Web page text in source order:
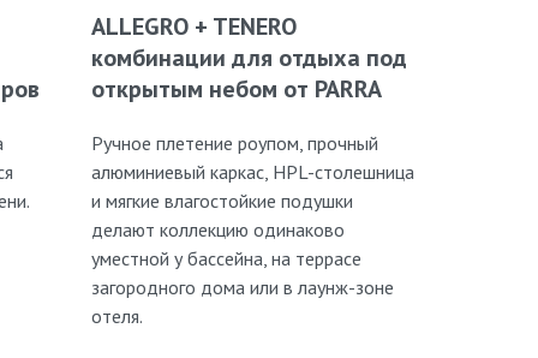
ALLEGRO + TENERO
комбинации для отдыха под
открытым небом от PARRA
Ручное плетение роупом, прочный
алюминиевый каркас, HPL-столешница
и мягкие влагостойкие подушки
делают коллекцию одинаково
уместной у бассейна, на террасе
загородного дома или в лаунж-зоне
отеля.